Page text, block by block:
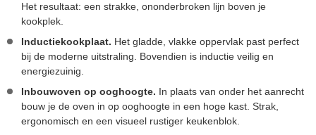
Het resultaat: een strakke, ononderbroken lijn boven je
kookplek.
Inductiekookplaat. Het gladde, vlakke oppervlak past perfect
bij de moderne uitstraling. Bovendien is inductie veilig en
energiezuinig.
Inbouwoven op ooghoogte. In plaats van onder het aanrecht
bouw je de oven in op ooghoogte in een hoge kast. Strak,
ergonomisch en een visueel rustiger keukenblok.